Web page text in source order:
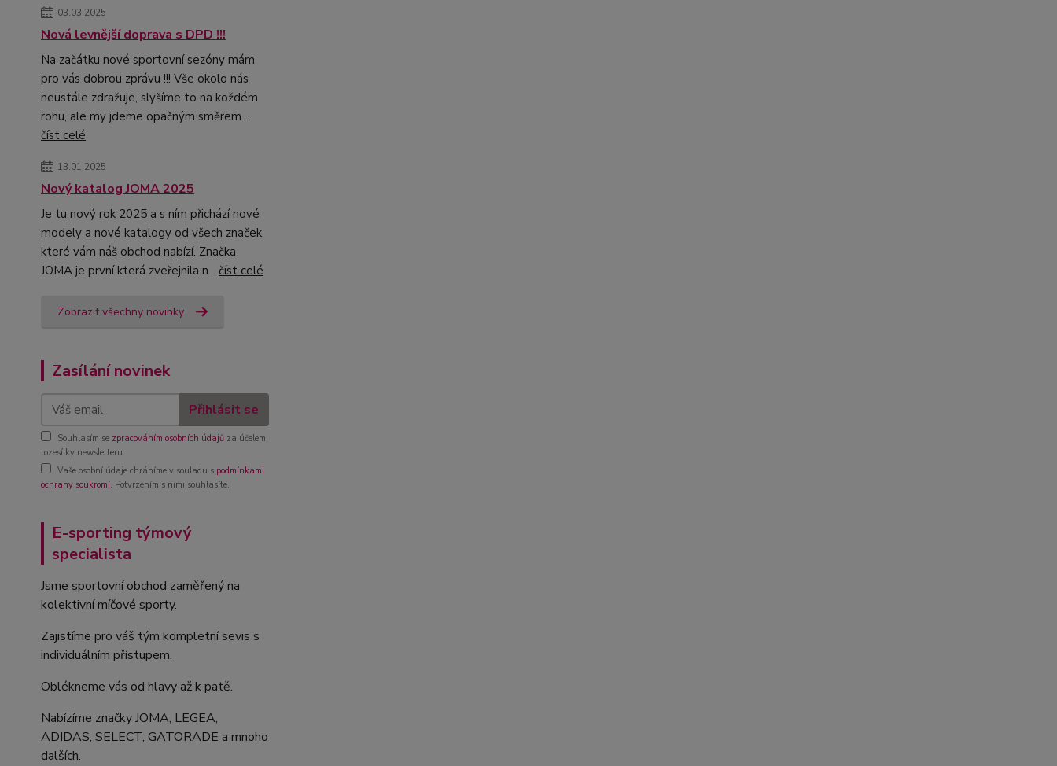
03.03.2025
Nová levnější doprava s DPD !!!
Na začátku nové sportovní sezóny mám
pro vás dobrou zprávu !!! Vše okolo nás
neustále zdražuje, slyšíme to na koždém
rohu, ale my jdeme opačným směrem...
číst celé
13.01.2025
Nový katalog JOMA 2025
Je tu nový rok 2025 a s ním přichází nové
modely a nové katalogy od všech značek,
které vám náš obchod nabízí. Značka
JOMA je první která zveřejnila n... číst celé
Zobrazit všechny novinky
Zasílání novinek
Přihlásit se
Souhlasím se zpracováním osobních údajů za účelem
rozesílky newsletteru.
Vaše osobní údaje chráníme v souladu s podmínkami
ochrany soukromí. Potvrzením s nimi souhlasíte.
E-sporting týmový
specialista
Jsme sportovní obchod zaměřený na
kolektivní míčové sporty.
Zajistíme pro váš tým kompletní sevis s
individuálním přístupem.
Oblékneme vás od hlavy až k patě.
Nabízíme značky JOMA, LEGEA,
ADIDAS, SELECT, GATORADE a mnoho
dalších.